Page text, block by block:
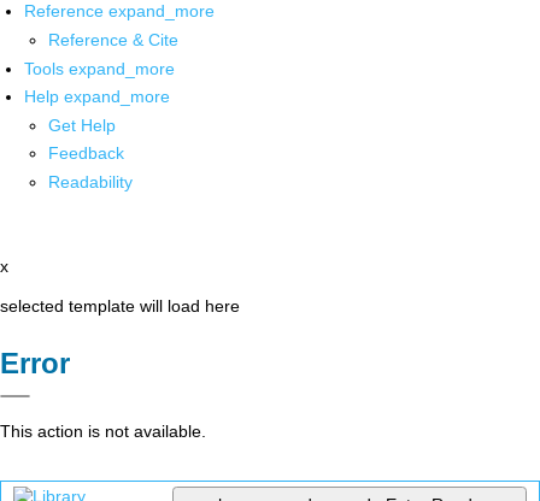
Reference expand_more
Reference & Cite
Tools expand_more
Help expand_more
Get Help
Feedback
Readability
x
selected template will load here
Error
This action is not available.